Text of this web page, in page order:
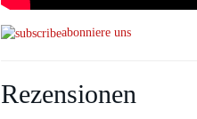
abonniere uns
Rezensionen